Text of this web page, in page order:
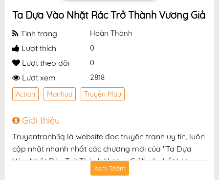
Ta Dựa Vào Nhặt Rác Trở Thành Vương Giả
Tình trạng Hoàn Thành
Lượt thích 0
Lượt theo dõi 0
Lượt xem 2818
Action Manhua Truyện Màu
Giới thiệu
Truyentranh3q là website đọc truyện tranh uy tín, luôn
cập nhật nhanh nhất các chương mới của "Ta Dựa
Vào Nhặt Rác Trở Thành Vương Giả" với chất lượng
hình ảnh sắc nét, bản dịch chuẩn và giao diện thân
Xem Thêm